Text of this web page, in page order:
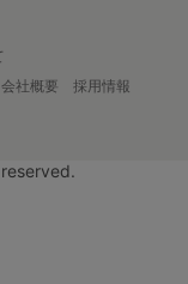
会社概要
採用情報